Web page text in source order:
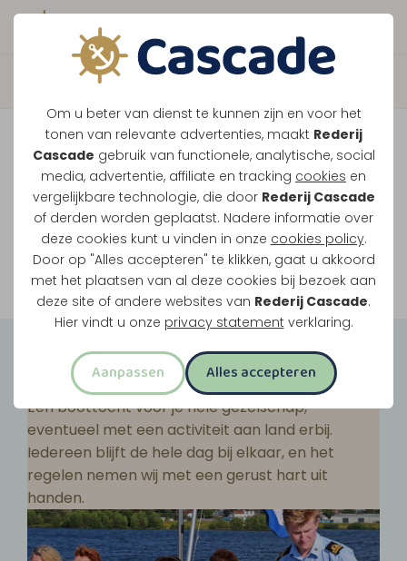
Om u beter van dienst te kunnen zijn en voor het
tonen van relevante advertenties, maakt Rederij
Cascade gebruik van functionele, analytische, social
media, advertentie, affiliate en tracking cookies en
vergelijkbare technologie, die door Rederij Cascade
of derden worden geplaatst. Nadere informatie over
deze cookies kunt u vinden in onze cookies policy.
Door op "Alles accepteren" te klikken, gaat u akkoord
met het plaatsen van al deze cookies bij bezoek aan
deze site of andere websites van Rederij Cascade.
Hier vindt u onze privacy statement verklaring.
Aanpassen Alles accepteren
Boek direct je vaart
Vaar je mee over de
Maasplassen?
Ondanks de lage waterstanden gaan
onze vaarten gewoon door.
Bekijk onze rondvaarten
Groepsuitjes
Een boottocht voor je hele gezelschap,
eventueel met een activiteit aan land erbij.
Iedereen blijft de hele dag bij elkaar, en het
regelen nemen wij met een gerust hart uit
handen.